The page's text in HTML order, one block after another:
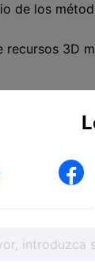
de los
3D
trata de
lo
a
poses e
perfectos
